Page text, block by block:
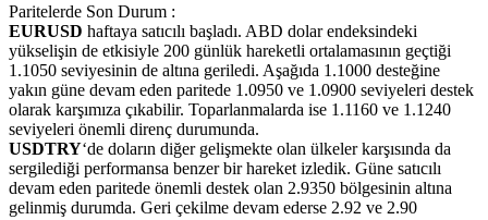
Paritelerde Son Durum :
EURUSD haftaya satıcılı başladı. ABD dolar endeksindeki
yükselişin de etkisiyle 200 günlük hareketli ortalamasının geçtiği
1.1050 seviyesinin de altına geriledi. Aşağıda 1.1000 desteğine
yakın güne devam eden paritede 1.0950 ve 1.0900 seviyeleri destek
olarak karşımıza çıkabilir. Toparlanmalarda ise 1.1160 ve 1.1240
seviyeleri önemli direnç durumunda.
USDTRY‘de doların diğer gelişmekte olan ülkeler karşısında da
sergilediği performansa benzer bir hareket izledik. Güne satıcılı
devam eden paritede önemli destek olan 2.9350 bölgesinin altına
gelinmiş durumda. Geri çekilme devam ederse 2.92 ve 2.90